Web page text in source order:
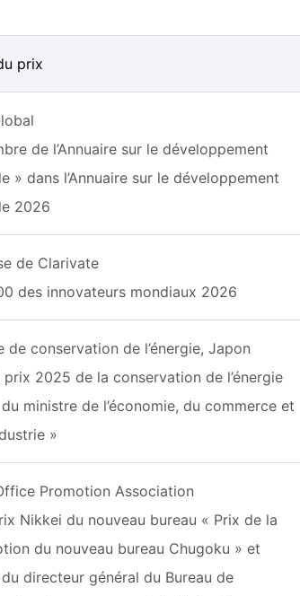
prix
de l’Annuaire sur le développement
» dans l’Annuaire sur le développement
2026
de Clarivate
des innovateurs mondiaux 2026
de conservation de l’énergie, Japon
prix 2025 de la conservation de l’énergie
ministre de l’économie, du commerce et
»
Promotion Association
Nikkei du nouveau bureau « Prix de la
du nouveau bureau Chugoku » et
directeur général du Bureau de